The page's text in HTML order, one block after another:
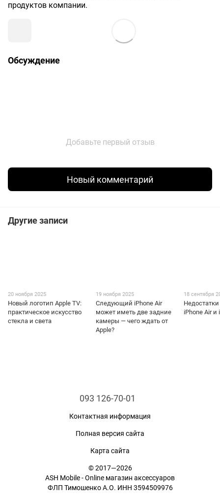
продуктов компании.
Обсуждение
Добавьте первый отзыв
Новый комментарий
Другие записи
20 ноября 2025
Новый логотип Apple TV:
практическое искусство
стекла и света
19 ноября 2025
Следующий iPhone Air
может иметь две задние
камеры — чего ждать от
Apple?
18 сентября
iPhone Air и
093 126-70-01
Контактная информация
Полная версия сайта
Карта сайта
© 2017—2026
ASH Mobile - Online магазин аксессуаров
ФЛП Тимошенко А.О. ИНН 3594509976